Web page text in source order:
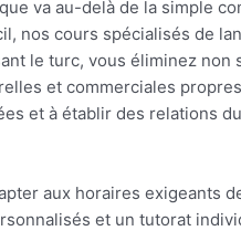
va au-delà de la simple
nos cours spécialisés de
le turc, vous éliminez
et commerciales
et à établir des relations
aux horaires exigeants
et un tutorat